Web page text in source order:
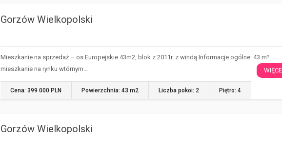
Gorzów Wielkopolski
Mieszkanie na sprzedaż – os.Europejskie 43m2, blok z 2011r. z windą.Informacje ogólne: 43 m²
mieszkanie na rynku wtórnym…
Cena: 399 000 PLN Powierzchnia: 43 m2 Liczba pokoi: 2 Piętro: 4
Gorzów Wielkopolski